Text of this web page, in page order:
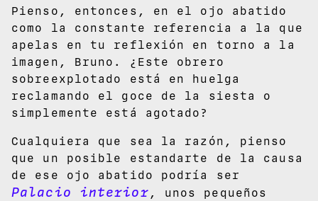
Pienso, entonces, en el ojo abatido
como la constante referencia a la que
apelas en tu reflexión en torno a la
imagen, Bruno. ¿Este obrero
sobreexplotado está en huelga
reclamando el goce de la siesta o
simplemente está agotado?
Cualquiera que sea la razón, pienso
que un posible estandarte de la causa
de ese ojo abatido podría ser
Palacio interior , unos pequeños